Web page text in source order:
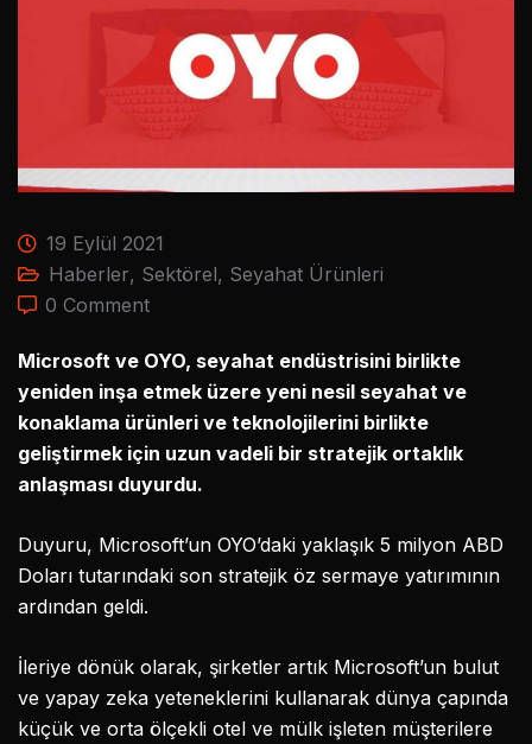
19 Eylül 2021
Haberler, Sektörel, Seyahat Ürünleri
0 Comment
Microsoft ve OYO, seyahat endüstrisini birlikte
yeniden inşa etmek üzere yeni nesil seyahat ve
konaklama ürünleri ve teknolojilerini birlikte
geliştirmek için uzun vadeli bir stratejik ortaklık
anlaşması duyurdu.
Duyuru, Microsoft’un OYO’daki yaklaşık 5 milyon ABD
Doları tutarındaki son stratejik öz sermaye yatırımının
ardından geldi.
İleriye dönük olarak, şirketler artık Microsoft’un bulut
ve yapay zeka yeteneklerini kullanarak dünya çapında
küçük ve orta ölçekli otel ve mülk işleten müşterilere